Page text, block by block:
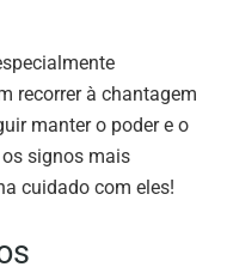
recorrer à chantagem
manter o poder e o
signos mais
cuidado com eles!